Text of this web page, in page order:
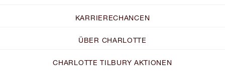
KARRIERECHANCEN
ÜBER CHARLOTTE
CHARLOTTE TILBURY AKTIONEN